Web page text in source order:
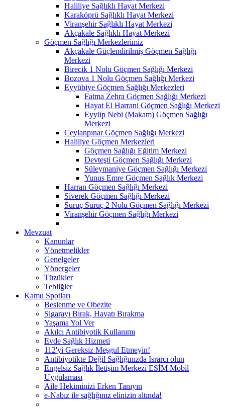
Haliliye Sağlıklı Hayat Merkezi
Karaköprü Sağlıklı Hayat Merkezi
Viranşehir Sağlıklı Hayat Merkezi
Akçakale Sağlıklı Hayat Merkezi
Göçmen Sağlığı Merkezlerimiz
Akçakale Güçlendirilmiş Göçmen Sağlığı
Merkezi
Birecik 1 Nolu Göçmen Sağlığı Merkezi
Bozova 1 Nolu Göçmen Sağlığı Merkezi
Eyyübiye Göçmen Sağlığı Merkezleri
Fatma Zehra Göçmen Sağlığı Merkezi
Hayat El Harrani Göçmen Sağlığı Merkezi
Eyyüp Nebi (Makam) Göçmen Sağlığı
Merkezi
Ceylanpınar Göçmen Sağlığı Merkezi
Haliliye Göçmen Merkezleri
Göçmen Sağlığı Eğitim Merkezi
Devteşti Göçmen Sağlığı Merkezi
Süleymaniye Göçmen Sağlığı Merkezi
Yunus Emre Göçmen Sağlık Merkezi
Harran Göçmen Sağlığı Merkezi
Siverek Göçmen Sağlığı Merkezi
Suruç Suruç 2 Nolu Göçmen Sağlığı Merkezi
Viranşehir Göçmen Sağlığı Merkezi
Mevzuat
Kanunlar
Yönetmelikler
Genelgeler
Yönergeler
Tüzükler
Tebliğler
Kamu Spotları
Beslenme ve Obezite
Sigarayı Bırak, Hayatı Bırakma
Yaşama Yol Ver
Akılcı Antibiyotik Kullanımı
Evde Sağlık Hizmeti
112'yi Gereksiz Meşgul Etmeyin!
Antibiyotikte Değil Sağlığınızda Israrcı olun
Engelsiz Sağlık İletişim Merkezi ESİM Mobil
Uygulaması
Aile Hekiminizi Erken Tanıyın
e-Nabız ile sağlığınız elinizin altında!